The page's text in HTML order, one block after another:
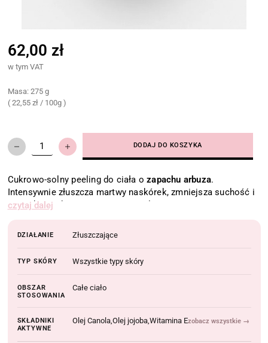
62,00 zł
w tym VAT
Masa: 275 g
( 22,55 zł / 100g )
DODAJ DO KOSZYKA
Cukrowo-solny peeling do ciała ozapachu arbuza.
Intensywnie złuszcza martwy naskórek, zmniejsza suchość i
szorstkość skóry, wspiera jej nawilżenie. Po masażu
kondycja jest poprawiona.
czytaj dalej
DZIAŁANIE Złuszczające
TYP SKÓRY Wszystkie typy skóry
OBSZAR
STOSOWANIA
Całe ciało
SKŁADNIKI
AKTYWNE
Olej Canola Olej jojoba Witamina Ezobacz wszystkie →